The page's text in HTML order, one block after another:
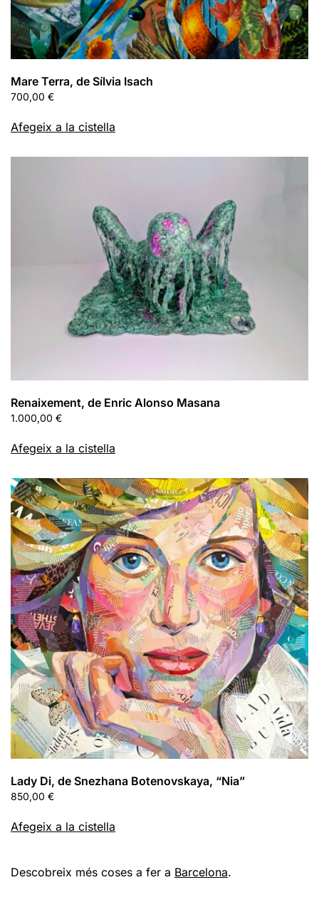
Mare Terra, de Sílvia Isach
700,00 €
Afegeix a la cistella
Renaixement, de Enric Alonso Masana
1.000,00 €
Afegeix a la cistella
Lady Di, de Snezhana Botenovskaya, “Nia”
850,00 €
Afegeix a la cistella
Descobreix més coses a fer a Barcelona.